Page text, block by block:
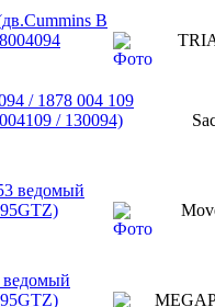
B
/ 1878 004 109
/ 130094)
ведомый
ведомый